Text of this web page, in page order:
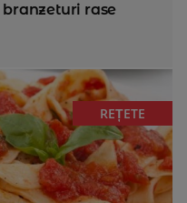
rase
REȚETE